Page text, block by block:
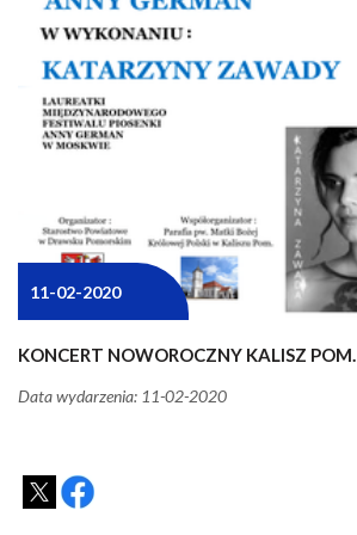
11-02-2020
KONCERT NOWOROCZNY KALISZ POM.
Data wydarzenia: 11-02-2020